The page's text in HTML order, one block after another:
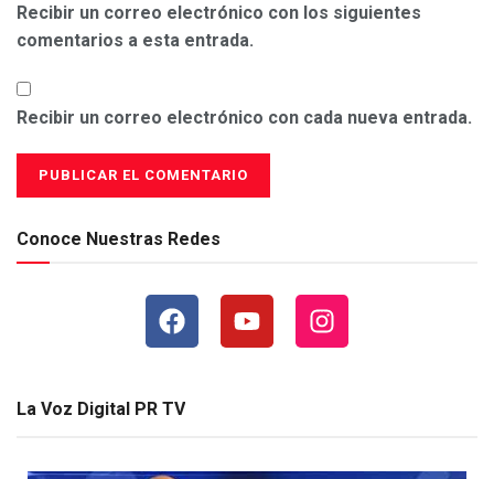
Recibir un correo electrónico con los siguientes
comentarios a esta entrada.
Recibir un correo electrónico con cada nueva entrada.
Conoce Nuestras Redes
La Voz Digital PR TV